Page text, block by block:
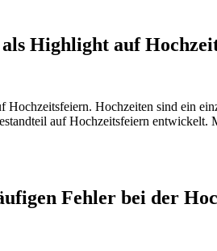
Highlight auf
Hochzeitsfeiern. Hochzeiten sind ein
auf Hochzeitsfeiern
Fehler bei der